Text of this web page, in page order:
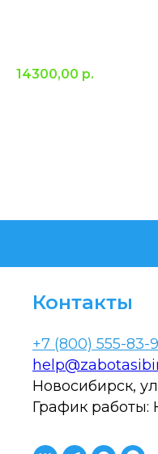
14300,00 р.
Контакты
+7 (800) 555-83-
Новосибирск,
График работы: